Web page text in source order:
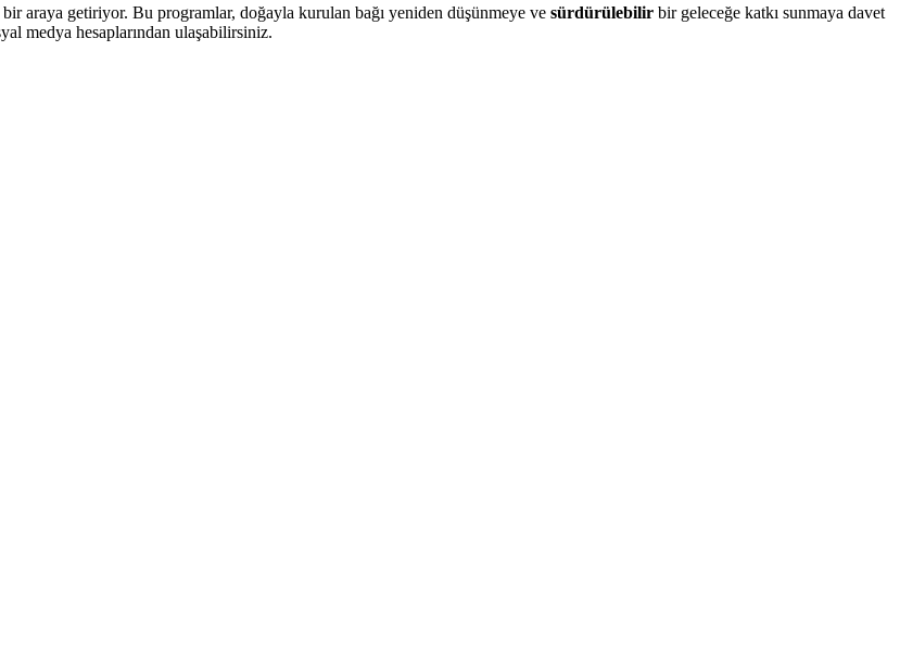
araya getiriyor. Bu programlar, doğayla kurulan bağı yeniden düşünmeye ve sürdürülebilir bir geleceğe katkı sunmaya davet
medya hesaplarından ulaşabilirsiniz.